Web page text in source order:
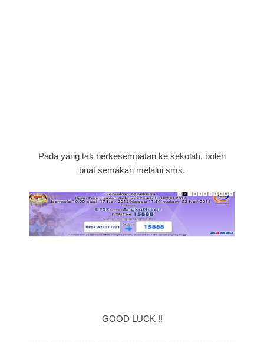
Pada yang tak berkesempatan ke sekolah, boleh
buat semakan melalui sms.
GOOD LUCK !!